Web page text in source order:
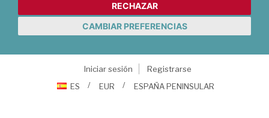
RECHAZAR
CAMBIAR PREFERENCIAS
Iniciar sesión
Registrarse
ES
EUR ESPAÑA PENINSULAR